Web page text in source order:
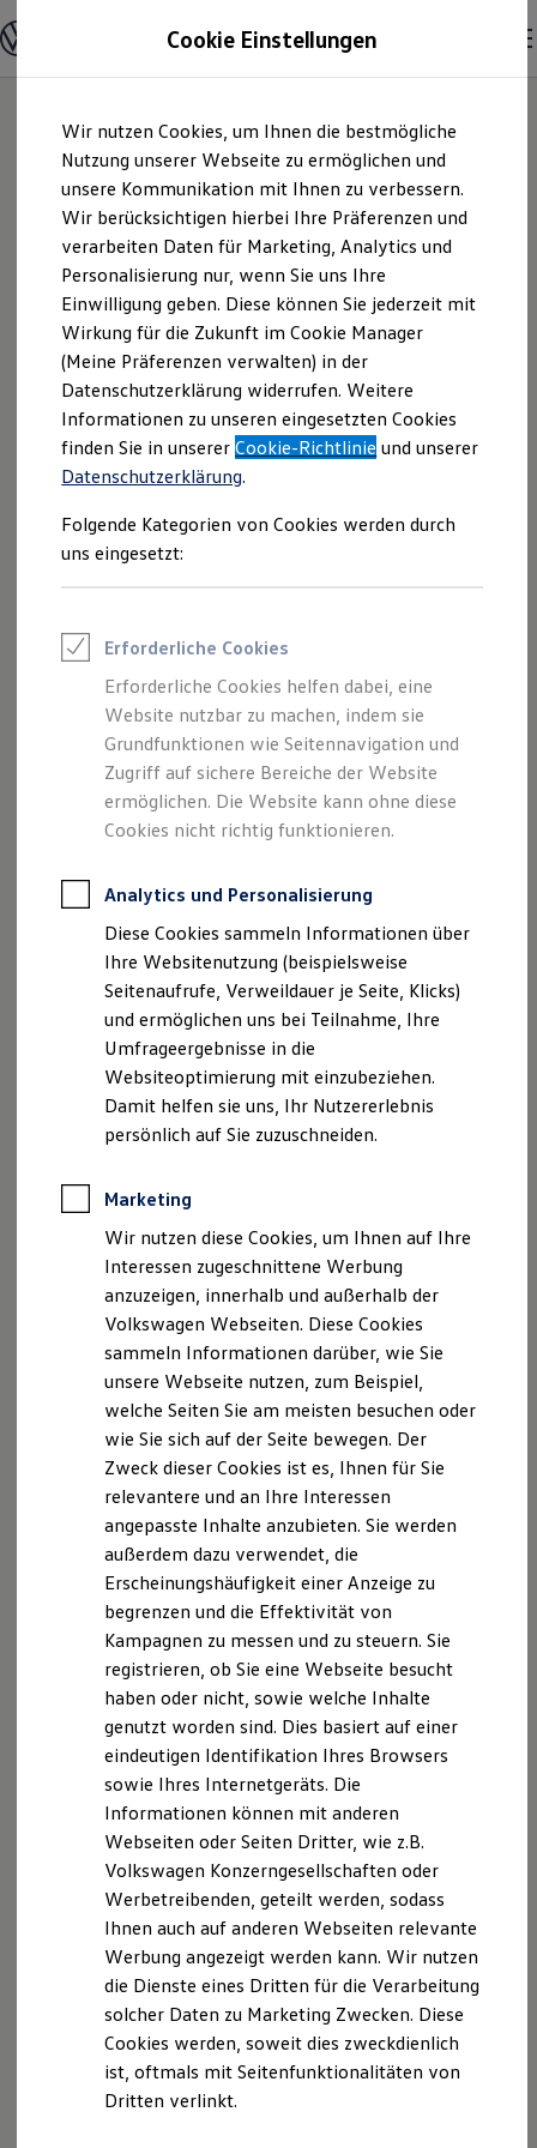
Hauptinhalt
springen
Footer
springen
Modelle und Konfigurator
Konfigurator
Modelle vergleichen
Elektroautos
ENERGY Sondermodelle
Nutzfahrzeuge
SUV und CUV
Familienautos
Kombis
Kompaktwagen
Sportwagen
Schnell verfügbare Fahrzeuge
Angebote und Produkte
Aktuelle Angebote
E-Auto-Förderung
Volkswagen Marktplatz
Die ENERGY Sondermodelle
Junge Gebrauchtwagen und Gebrauchtwagen
Volkswagen Zertifizierte Gebrauchtwagen
Elektromobilität bei Gebrauchtwagen
Saisonangebote
Reifenpakete
Leasing
Leasing-Angebote
Elektroauto Leasing
Kleinwagen-Leasing
Leasing ohne Anzahlung
Finanzierung
Autokredit mit Schlussrate
Versicherungen und Garantien
Kfz-Versicherung
Restschuldversicherungen
Garantien
Professional Class bei Volkswagen
Behörden
Direktkunden
Sonderfahrzeuge
Anpfiff zum Gewinn
Elektromobilität
Elektroautos
ID. Tutorials
Elektrofahrzeugkonzepte
ID. EVERY1
Reichweite
Rekuperation
Laden unterwegs
Laden Zuhause
Ladestationen finden
Ladezeitensimulator
Batterie
Sicherheit
Nachhaltigkeit
Technologie
Kosten und Kauf
Kaufoptionen
E-Auto-Förderung
Software und Konnektivität
Die ID. Software 6
ID. Software Versionen und Updates
Digitale Extras
Schnittstellen zu Ihrem ID.
Hybridautos
Marke und Erlebnis
Volkswagen R und R Experience
R-Modelle
R Experience
Driving Experience
Volkswagen entdecken
Werkbesichtigung
Lifestyle Shop
T-Roc Kollektion
Golf Kollektion
ID. Kollektion
Volkswagen Kollektion
R-Kollektion
GTI Kollektion
Fußball Drop
we drive football
#wedriveproud
Besitzer und Service
Software Updates
Service und Ersatzteile
Autohaus W.
Manikowski
Cuxhaven KG |
Impressum &
Rechtliches
(Autohaus W. Manikowski Cuxhaven KG)
als verantwortlichen Anbieter von
Website speziell aufgeführt sind.
Impressum
Datenschutzerklärung
Impressum
Autohaus W. Manikowski Cuxhaven KG
Papenstraße 126
27472 Cuxhaven
Telefon: +49 47 21/737-0
E-Mail:vw@manikowski.de
Geschäftsführer: Gaylord Manikowksi
Gerichtsstand: Amtsgericht Tostedt HRA 200864
p.h. Ges.: Manikowski, Gaylord, Cuxhaven
USt-IdNr. gemäß § 27 a Umsatzsteuergesetz:
DE257802315
Wir sind gebundener Versicherungsvertreter nach §
34d Abs. 4 nach der Gewerbeordnung tätig.
Sollten Sie ausnahmsweise nicht mit unserer
Beratungsleistung zufrieden sein, können Sie sich
auch an folgende Adressen wenden:
Versicherungsvermittler:
Versicherungsvermittlerregister (
www.vermittlerregister.info):Register
Nr. D-5D57-
L5BF8-63
Erlaubnis nach §34 d I GewO, gebundener
Versicherungsvertreter, erteilt durch die IHK Stade für
den Weser Ems-Raum, 21680 Stade,
www.stade.ihk24.de
Angaben nach § 3 DL-InfoV:
Schlichtungsstelle Stade des Kraftfahrzeughandwerks
Geschäftsstelle:
Friedenstr. 6
21335 Lüneburg
Telefon: 04131 712-144
Fax: 04131 712-218
e-mail:info@hwk-bls.de
Weitere Informationen zu den Kfz-Schiedsstellen,
insbesondere zu Verfahren und Voraussetzungen zum
Zugang können auch der Internetadresse
Cookie Einstellungen
Wir nutzen Cookies, um Ihnen die bestmögliche
Nutzung unserer Webseite zu ermöglichen und
unsere Kommunikation mit Ihnen zu verbessern.
Wir berücksichtigen hierbei Ihre Präferenzen und
verarbeiten Daten für Marketing, Analytics und
Personalisierung nur, wenn Sie uns Ihre
Einwilligung geben. Diese können Sie jederzeit mit
Wirkung für die Zukunft im Cookie Manager
(Meine Präferenzen verwalten) in der
Datenschutzerklärung widerrufen. Weitere
Informationen zu unseren eingesetzten Cookies
finden Sie in unsererCookie-Richtlinie und unserer
Datenschutzerklärung.
Folgende Kategorien von Cookies werden durch
uns eingesetzt:
Erforderliche Cookies
Erforderliche Cookies helfen dabei, eine
Website nutzbar zu machen, indem sie
Grundfunktionen wie Seitennavigation und
Zugriff auf sichere Bereiche der Website
ermöglichen. Die Website kann ohne diese
Cookies nicht richtig funktionieren.
Analytics und Personalisierung
Diese Cookies sammeln Informationen über
Ihre Websitenutzung (beispielsweise
Seitenaufrufe, Verweildauer je Seite, Klicks)
und ermöglichen uns bei Teilnahme, Ihre
Umfrageergebnisse in die
Websiteoptimierung mit einzubeziehen.
Damit helfen sie uns, Ihr Nutzererlebnis
persönlich auf Sie zuzuschneiden.
Marketing
Wir nutzen diese Cookies, um Ihnen auf Ihre
Interessen zugeschnittene Werbung
anzuzeigen, innerhalb und außerhalb der
Volkswagen Webseiten. Diese Cookies
sammeln Informationen darüber, wie Sie
unsere Webseite nutzen, zum Beispiel,
welche Seiten Sie am meisten besuchen oder
wie Sie sich auf der Seite bewegen. Der
Zweck dieser Cookies ist es, Ihnen für Sie
relevantere und an Ihre Interessen
angepasste Inhalte anzubieten. Sie werden
außerdem dazu verwendet, die
Erscheinungshäufigkeit einer Anzeige zu
begrenzen und die Effektivität von
Kampagnen zu messen und zu steuern. Sie
registrieren, ob Sie eine Webseite besucht
haben oder nicht, sowie welche Inhalte
genutzt worden sind. Dies basiert auf einer
eindeutigen Identifikation Ihres Browsers
sowie Ihres Internetgeräts. Die
Informationen können mit anderen
Webseiten oder Seiten Dritter, wie z.B.
Volkswagen Konzerngesellschaften oder
Werbetreibenden, geteilt werden, sodass
Ihnen auch auf anderen Webseiten relevante
Werbung angezeigt werden kann. Wir nutzen
die Dienste eines Dritten für die Verarbeitung
solcher Daten zu Marketing Zwecken. Diese
Cookies werden, soweit dies zweckdienlich
ist, oftmals mit Seitenfunktionalitäten von
Dritten verlinkt.